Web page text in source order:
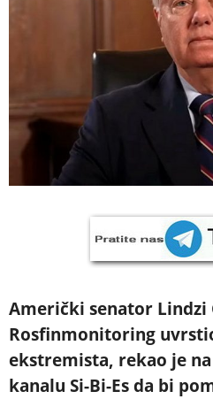
Američki senator Lindzi
Rosfinmonitoring
ekstremista, rekao je
kanalu Si-Bi-Es da bi